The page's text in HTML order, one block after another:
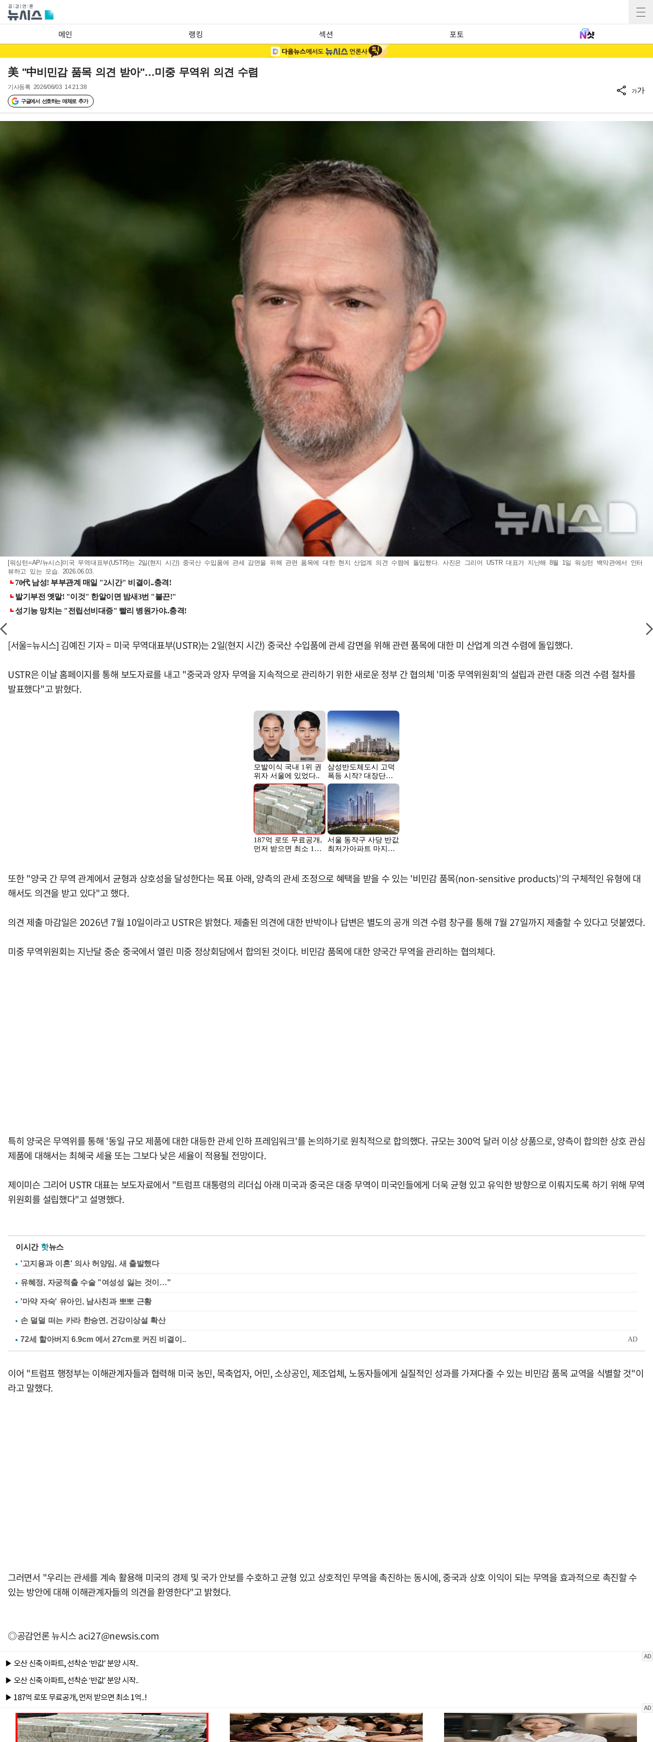
메인 랭킹 섹션 포토
美 "中비민감 품목 의견 받아"…미중 무역위 의견 수렴
기사등록 2026/06/03 14:21:38
구글에서 선호하는 매체로 추가
가가
[워싱턴=AP/뉴시스]미국 무역대표부(USTR)는 2일(현지 시간) 중국산 수입품에 관세 감면을 위해 관련 품목에 대한 현지 산업계 의견 수렴에 돌입했다. 사진은 그리어 USTR 대표가 지난해 8월 1일 워싱턴 백악관에서 인터
뷰하고 있는 모습. 2026.06.03.
[서울=뉴시스] 김예진 기자 = 미국 무역대표부(USTR)는 2일(현지 시간) 중국산 수입품에 관세 감면을 위해 관련 품목에 대한 미 산업계 의견 수렴에 돌입했다.
USTR은 이날 홈페이지를 통해 보도자료를 내고 "중국과 양자 무역을 지속적으로 관리하기 위한 새로운 정부 간 협의체 '미중 무역위원회'의 설립과 관련 대중 의견 수렴 절차를
발표했다"고 밝혔다.
또한 "양국 간 무역 관계에서 균형과 상호성을 달성한다는 목표 아래, 양측의 관세 조정으로 혜택을 받을 수 있는 '비민감 품목(non-sensitive products)'의 구체적인 유형에 대
해서도 의견을 받고 있다"고 했다.
의견 제출 마감일은 2026년 7월 10일이라고 USTR은 밝혔다. 제출된 의견에 대한 반박이나 답변은 별도의 공개 의견 수렴 창구를 통해 7월 27일까지 제출할 수 있다고 덧붙였다.
미중 무역위원회는 지난달 중순 중국에서 열린 미중 정상회담에서 합의된 것이다. 비민감 품목에 대한 양국간 무역을 관리하는 협의체다.
특히 양국은 무역위를 통해 '동일 규모 제품에 대한 대등한 관세 인하 프레임워크'를 논의하기로 원칙적으로 합의했다. 규모는 300억 달러 이상 상품으로, 양측이 합의한 상호 관심
제품에 대해서는 최혜국 세율 또는 그보다 낮은 세율이 적용될 전망이다.
제이미슨 그리어 USTR 대표는 보도자료에서 "트럼프 대통령의 리더십 아래 미국과 중국은 대중 무역이 미국인들에게 더욱 균형 있고 유익한 방향으로 이뤄지도록 하기 위해 무역
위원회를 설립했다"고 설명했다.
이시간 핫뉴스
'고지용과 이혼' 의사 허양임, 새 출발했다
유혜정, 자궁적출 수술 "여성성 잃는 것이…"
'마약 자숙' 유아인, 남사친과 뽀뽀 근황
손 덜덜 떠는 카라 한승연, 건강이상설 확산
이어 "트럼프 행정부는 이해관계자들과 협력해 미국 농민, 목축업자, 어민, 소상공인, 제조업체, 노동자들에게 실질적인 성과를 가져다줄 수 있는 비민감 품목 교역을 식별할 것"이
라고 말했다.
그러면서 "우리는 관세를 계속 활용해 미국의 경제 및 국가 안보를 수호하고 균형 있고 상호적인 무역을 촉진하는 동시에, 중국과 상호 이익이 되는 무역을 효과적으로 촉진할 수
있는 방안에 대해 이해관계자들의 의견을 환영한다"고 밝혔다.
◎공감언론 뉴시스aci27@newsis.com